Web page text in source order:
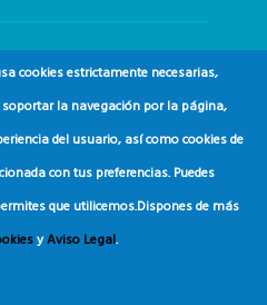
cookies estrictamente necesarias,
la navegación por la página,
del usuario, así como cookies de
con tus preferencias. Puedes
que utilicemos.Dispones de más
yAviso Legal.